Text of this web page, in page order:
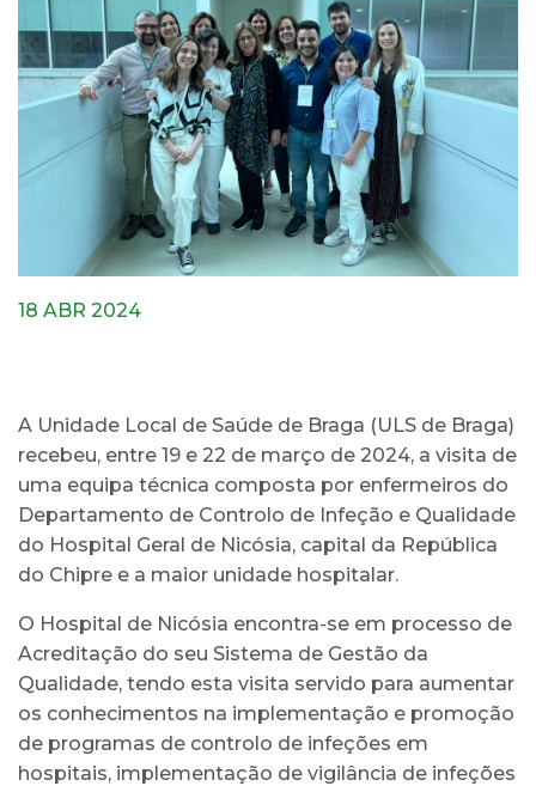
18 ABR 2024
A Unidade Local de Saúde de Braga (ULS de Braga)
recebeu, entre 19 e 22 de março de 2024, a visita de
uma equipa técnica composta por enfermeiros do
Departamento de Controlo de Infeção e Qualidade
do Hospital Geral de Nicósia, capital da República
do Chipre e a maior unidade hospitalar.
O Hospital de Nicósia encontra-se em processo de
Acreditação do seu Sistema de Gestão da
Qualidade, tendo esta visita servido para aumentar
os conhecimentos na implementação e promoção
de programas de controlo de infeções em
hospitais, implementação de vigilância de infeções